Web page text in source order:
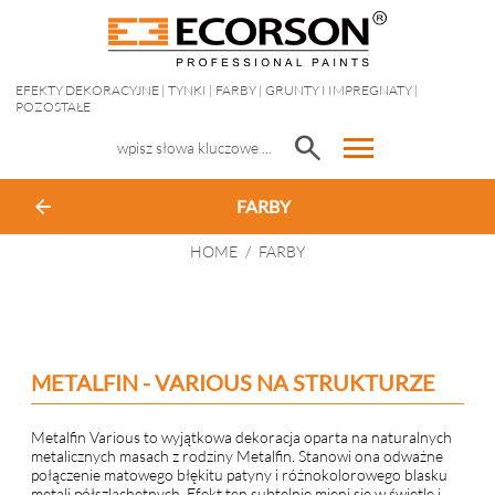
EFEKTY DEKORACYJNE | TYNKI | FARBY | GRUNTY I IMPREGNATY |
POZOSTAŁE
search menu
arrow_back FARBY
HOME / FARBY
METALFIN - VARIOUS NA STRUKTURZE
Metalfin Various to wyjątkowa dekoracja oparta na naturalnych
metalicznych masach z rodziny Metalfin. Stanowi ona odważne
połączenie matowego błękitu patyny i różnokolorowego blasku